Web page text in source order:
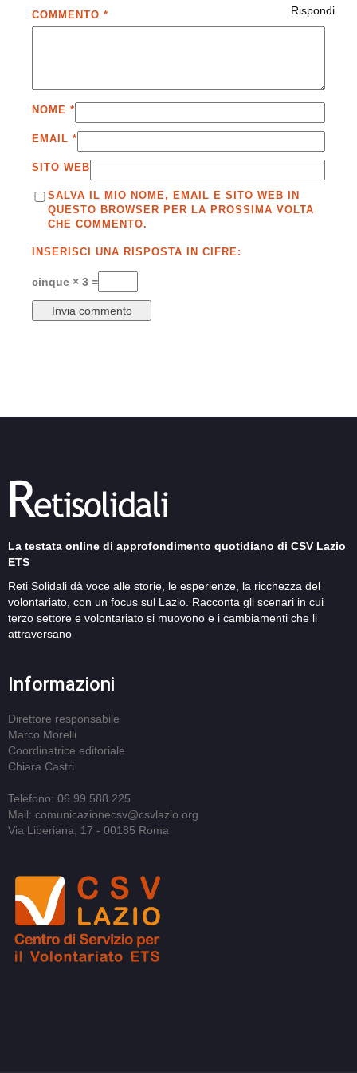
Rispondi
COMMENTO *
NOME *
EMAIL *
SITO WEB
SALVA IL MIO NOME, EMAIL E SITO WEB IN
QUESTO BROWSER PER LA PROSSIMA VOLTA
CHE COMMENTO.
INSERISCI UNA RISPOSTA IN CIFRE:
cinque × 3 =
La testata online di approfondimento quotidiano di CSV Lazio
ETS
Reti Solidali dà voce alle storie, le esperienze, la ricchezza del
volontariato, con un focus sul Lazio. Racconta gli scenari in cui
terzo settore e volontariato si muovono e i cambiamenti che li
attraversano
Informazioni
Direttore responsabile
Marco Morelli
Coordinatrice editoriale
Chiara Castri
Telefono: 06 99 588 225
Mail: comunicazionecsv@csvlazio.org
Via Liberiana, 17 - 00185 Roma